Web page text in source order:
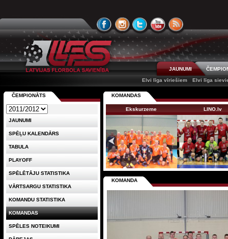
JAUNUMI
Elvi līga vīriešiem
Elvi līga
KOMANDAS
Ekskurzeme LINO.lv
KOMANDA
ČEMPIONĀTS
JAUNUMI
SPĒĻU KALENDĀRS
TABULA
PLAYOFF
SPĒLĒTĀJU STATISTIKA
VĀRTSARGU STATISTIKA
KOMANDU STATISTIKA
KOMANDAS
SPĒLES NOTEIKUMI